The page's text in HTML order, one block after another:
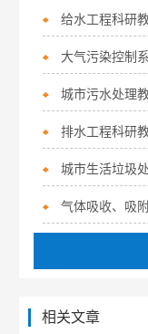
给水工程科研
大气污染控制
城市污水处理
排水工程科研
城市生活垃圾
气体吸收、吸
相关文章